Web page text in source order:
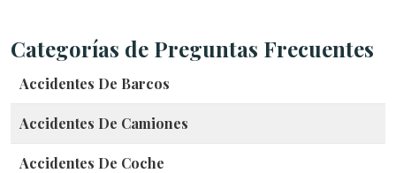
Categorías de Preguntas Frecuentes
Accidentes De Barcos
Accidentes De Camiones
Accidentes De Coche